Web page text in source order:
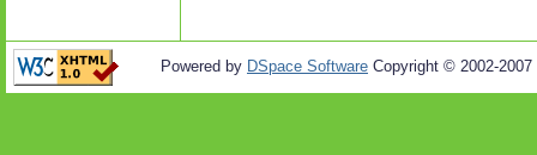
Powered by DSpace Software Copyright © 2002-2007